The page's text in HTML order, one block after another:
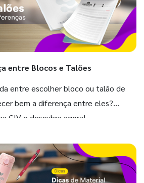
entre Blocos e Talões
entre escolher bloco ou talão de
bem a diferença entre eles?
GIV e descubra agora!